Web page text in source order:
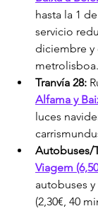
hasta la 1
servicio
diciembre y
Tranvía 28:
Alfama y
luces
Autobuses/
Viagem
autobuses y
(2,30€, 40